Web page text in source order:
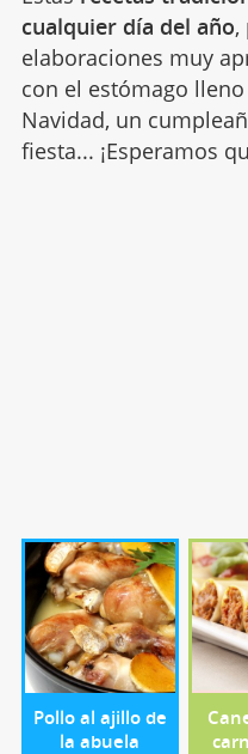
cualquier día del año,
elaboraciones muy
con el estómago lleno
Navidad, un
fiesta... ¡Esperamos
Pollo al ajillo de
la abuela